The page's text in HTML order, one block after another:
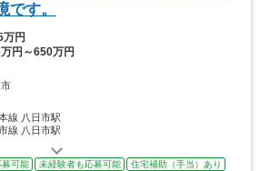
です。
万円
万円～650万円
線 八日市駅
線 八日市駅
募可能 未経験者も応募可能
住宅補助（手当）あり